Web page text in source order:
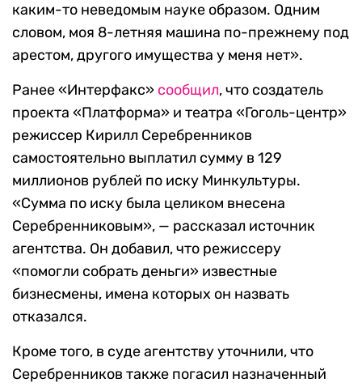
каким-то неведомым науке образом. Одним
словом, моя 8-летняя машина по-прежнему под
арестом, другого имущества у меня нет».
Ранее «Интерфакс» сообщил, что создатель
проекта «Платформа» и театра «Гоголь-центр»
режиссер Кирилл Серебренников
самостоятельно выплатил сумму в 129
миллионов рублей по иску Минкультуры.
«Сумма по иску была целиком внесена
Серебренниковым», — рассказал источник
агентства. Он добавил, что режиссеру
«помогли собрать деньги» известные
бизнесмены, имена которых он назвать
отказался.
Кроме того, в суде агентству уточнили, что
Серебренников также погасил назначенный